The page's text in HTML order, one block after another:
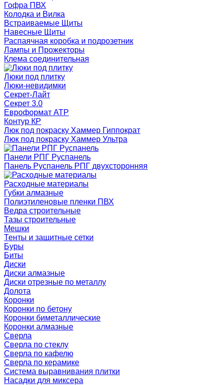
Гофра ПВХ
Колодка и Вилка
Встраиваемые Щиты
Навесные Щиты
Распаячная коробка и подрозетник
Лампы и Прожекторы
Клема соединительная
Люки под плитку
Люки-невидимки
Секрет-Лайт
Секрет 3.0
Евроформат АТР
Контур КР
Люк под покраску Хаммер Гиппократ
Люк под покраску Хаммер Ультра
Панели РПГ Руспанель
Панель Руспанель РПГ двухсторонняя
Расходные материалы
Губки алмазные
Полиэтиленовые пленки ПВХ
Ведра строительные
Тазы строительные
Мешки
Тенты и защитные сетки
Буры
Биты
Диски
Диски алмазные
Диски отрезные по металлу
Долота
Коронки
Коронки по бетону
Коронки биметаллические
Коронки алмазные
Сверла
Сверла по стеклу
Сверла по кафелю
Сверла по керамике
Система выравнивания плитки
Насадки для миксера